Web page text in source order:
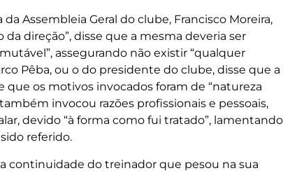
Assembleia Geral do clube, Francisco Moreira,
direção”, disse que a mesma deveria ser
assegurando não existir “qualquer
Pêba, ou o do presidente do clube, disse que a
que os motivos invocados foram de “natureza
invocou razões profissionais e pessoais,
devido “à forma como fui tratado”, lamentando
referido.
continuidade do treinador que pesou na sua